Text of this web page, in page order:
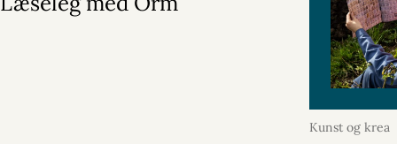
Kunst og krea